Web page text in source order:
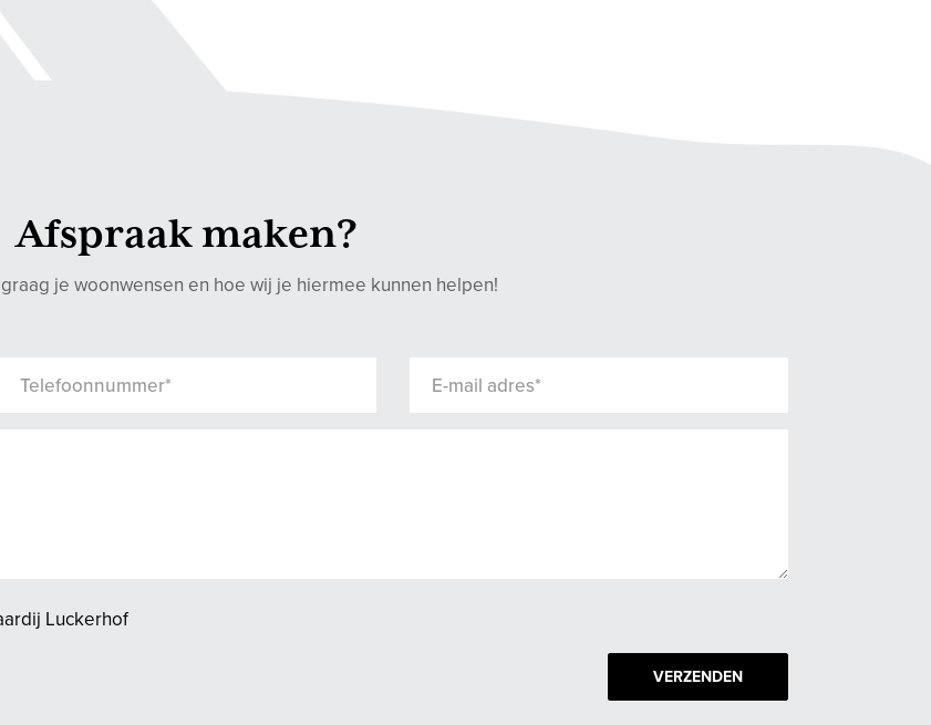
Afspraak maken?
je woonwensen en hoe wij je hiermee kunnen helpen!
Luckerhof
VERZENDEN